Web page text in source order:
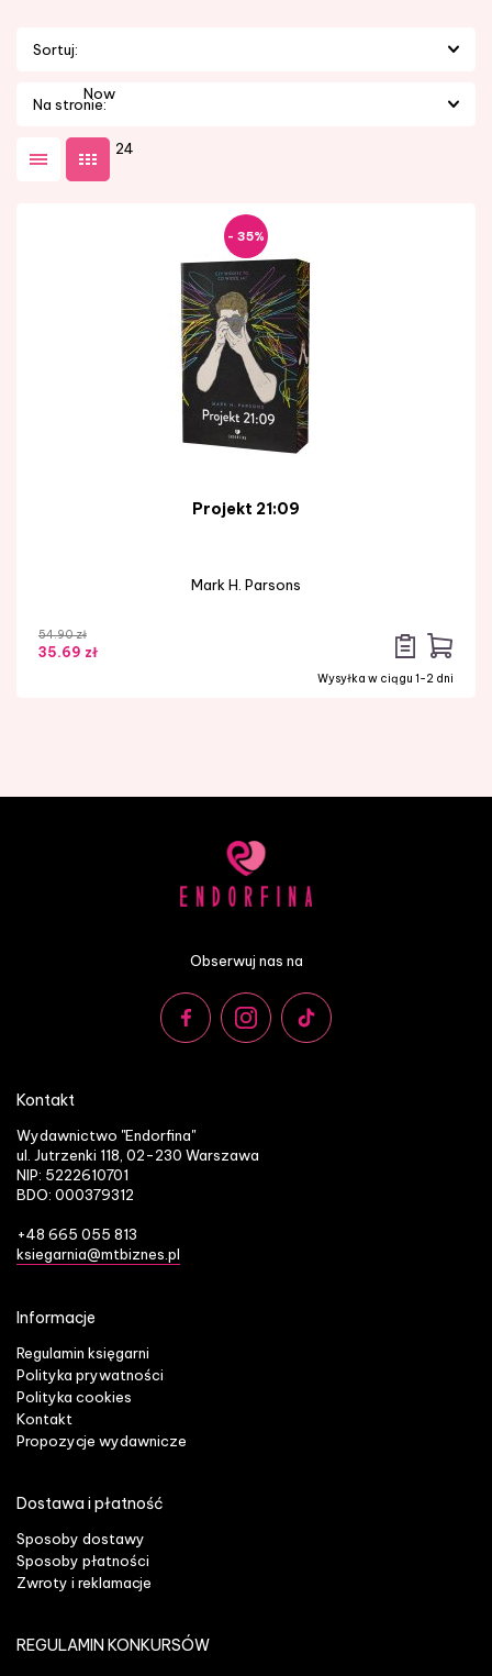
Sortuj:
Nowości
Na stronie:
24
- 35%
Projekt 21:09
Mark H. Parsons
54.90 zł
35.69 zł
Wysyłka w ciągu 1-2 dni
Obserwuj nas na
Kontakt
Wydawnictwo "Endorfina"
ul. Jutrzenki 118, 02-230 Warszawa
NIP: 5222610701
BDO: 000379312
+48 665 055 813
ksiegarnia@mtbiznes.pl
Informacje
Regulamin księgarni
Polityka prywatności
Polityka cookies
Kontakt
Propozycje wydawnicze
Dostawa i płatność
Sposoby dostawy
Sposoby płatności
Zwroty i reklamacje
REGULAMIN KONKURSÓW